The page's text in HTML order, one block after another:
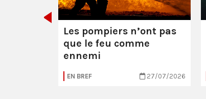
Les pompiers n’ont pas
que le feu comme
ennemi
EN BREF 27/07/2026